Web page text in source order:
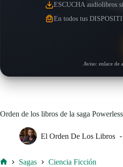
ESCUCHA audiolibros
En todos tus
Aviso: enlace de
Orden de los libros de la saga
El Orden De Los Libros
Sagas Ciencia Ficción